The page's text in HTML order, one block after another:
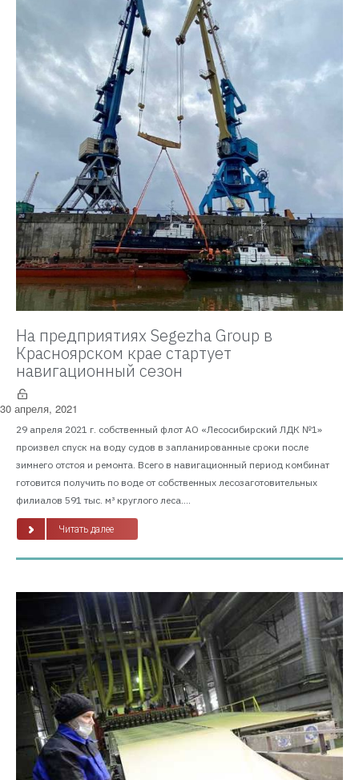
На предприятиях Segezha Group в
Красноярском крае стартует
навигационный сезон
30 апреля, 2021
29 апреля 2021 г. собственный флот АО «Лесосибирский ЛДК №1»
произвел спуск на воду судов в запланированные сроки после
зимнего отстоя и ремонта. Всего в навигационный период комбинат
готовится получить по воде от собственных лесозаготовительных
филиалов 591 тыс. м³ круглого леса....
Читать далее